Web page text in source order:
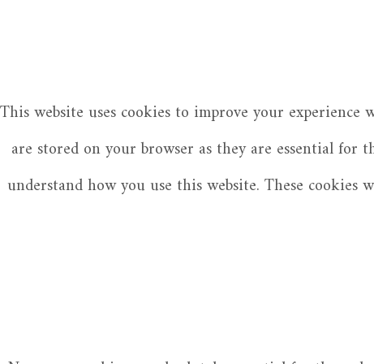
This website uses cookies to improve your
are stored on your browser as they are essential
understand how you use this website. These